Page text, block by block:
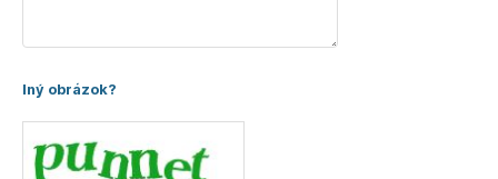
Iný obrázok?